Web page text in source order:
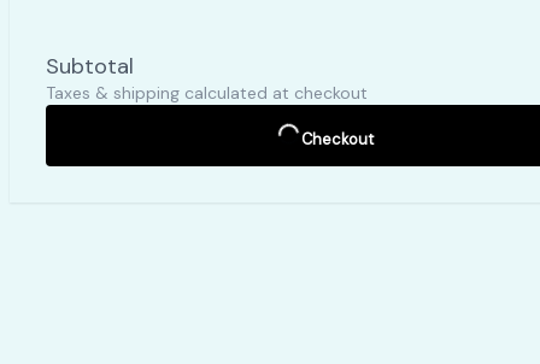
Subtotal
Taxes & shipping calculated at checkout
Checkout